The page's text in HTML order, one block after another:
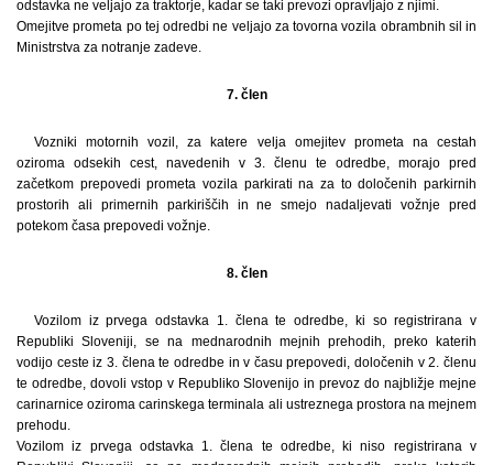
odstavka ne veljajo za traktorje, kadar se taki prevozi opravljajo z njimi.
Omejitve prometa po tej odredbi ne veljajo za tovorna vozila obrambnih sil in
Ministrstva za notranje zadeve.
7. člen
Vozniki motornih vozil, za katere velja omejitev prometa na cestah
oziroma odsekih cest, navedenih v 3. členu te odredbe, morajo pred
začetkom prepovedi prometa vozila parkirati na za to določenih parkirnih
prostorih ali primernih parkiriščih in ne smejo nadaljevati vožnje pred
potekom časa prepovedi vožnje.
8. člen
Vozilom iz prvega odstavka 1. člena te odredbe, ki so registrirana v
Republiki Sloveniji, se na mednarodnih mejnih prehodih, preko katerih
vodijo ceste iz 3. člena te odredbe in v času prepovedi, določenih v 2. členu
te odredbe, dovoli vstop v Republiko Slovenijo in prevoz do najbližje mejne
carinarnice oziroma carinskega terminala ali ustreznega prostora na mejnem
prehodu.
Vozilom iz prvega odstavka 1. člena te odredbe, ki niso registrirana v